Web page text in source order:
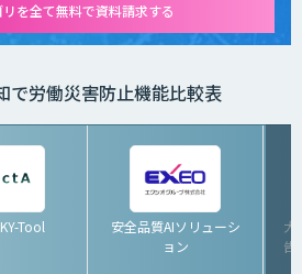
リを全て無料で資料請求する
で労働災害防止機能比較表
Tool
安全品質AIソリューシ
ョン
大
告